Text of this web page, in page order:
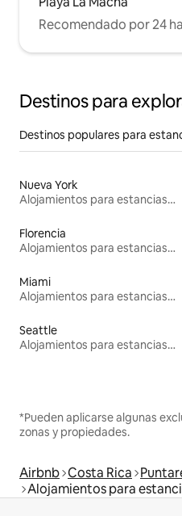
Recomendado por 24
Destinos para
Destinos populares para
Nueva York
Alojamientos para estancias largas
Florencia
Alojamientos para estancias largas
Miami
Alojamientos para estancias largas
Seattle
Alojamientos para estancias largas
*Pueden aplicarse algunas
zonas y propiedades.
Airbnb Costa Rica
Alojamientos para